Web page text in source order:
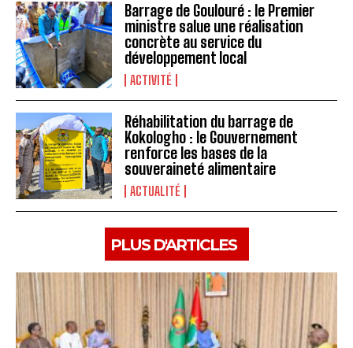
Barrage de Goulouré : le Premier
ministre salue une réalisation
concrète au service du
développement local
ACTIVITÉ
Réhabilitation du barrage de
Kokologho : le Gouvernement
renforce les bases de la
souveraineté alimentaire ‎
ACTUALITÉ
PLUS D'ARTICLES